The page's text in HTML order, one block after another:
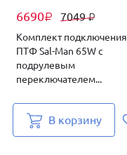
6690₽ 7049₽
Комплект подключения
ПТФ Sal-Man 65W с
подрулевым
переключателем...
В корзину